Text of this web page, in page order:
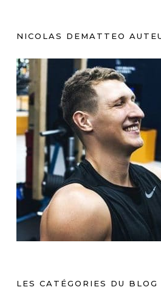
NICOLAS DEMATTEO
LES CATÉGORIES DU BLOG